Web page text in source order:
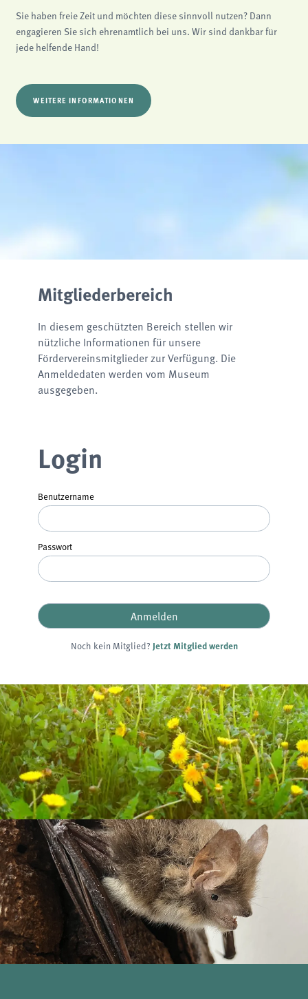
Sie haben freie Zeit und möchten diese sinnvoll nutzen? Dann
engagieren Sie sich ehrenamtlich bei uns. Wir sind dankbar für
jede helfende Hand!
WEITERE INFORMATIONEN
Mitgliederbereich
In diesem geschützten Bereich stellen wir
nützliche Informationen für unsere
Fördervereinsmitglieder zur Verfügung. Die
Anmeldedaten werden vom Museum
ausgegeben.
Login
Anmelden
Benutzername
Passwort
Noch kein Mitglied? Jetzt Mitglied werden